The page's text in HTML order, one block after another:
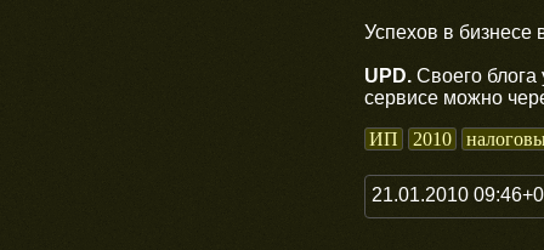
Успехов в бизнесе
UPD. Своего блога
сервисе можно
ИП
2010
21.01.2010